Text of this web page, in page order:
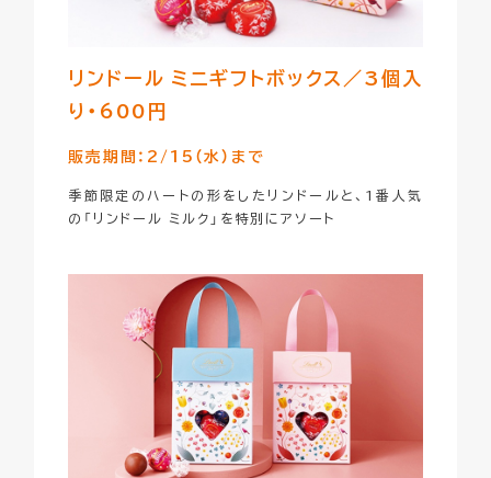
リンドール ミニギフトボックス／3個入
り・600円
販売期間：2/15（水）まで
季節限定のハートの形をしたリンドールと、1番人気
の「リンドール ミルク」を特別にアソート